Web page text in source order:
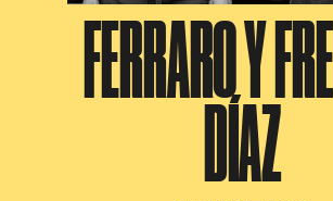
FERRARO Y
DÍAZ